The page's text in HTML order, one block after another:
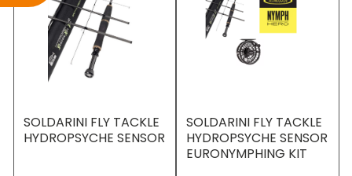
SOLDARINI FLY TACKLE
HYDROPSYCHE SENSOR
SOLDARINI FLY TACKLE
HYDROPSYCHE SENSOR
EURONYMPHING KIT